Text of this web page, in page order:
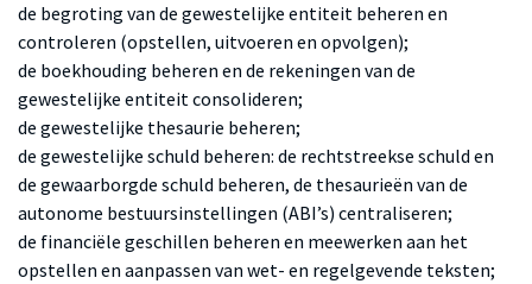
de begroting van de gewestelijke entiteit beheren en
controleren (opstellen, uitvoeren en opvolgen);
de boekhouding beheren en de rekeningen van de
gewestelijke entiteit consolideren;
de gewestelijke thesaurie beheren;
de gewestelijke schuld beheren: de rechtstreekse schuld en
de gewaarborgde schuld beheren, de thesaurieën van de
autonome bestuursinstellingen (ABI’s) centraliseren;
de financiële geschillen beheren en meewerken aan het
opstellen en aanpassen van wet- en regelgevende teksten;